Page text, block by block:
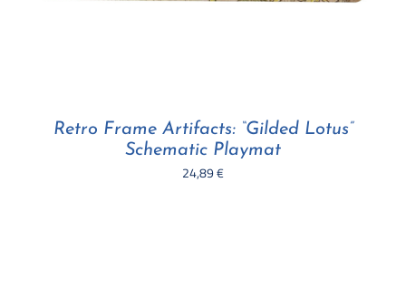
Retro Frame Artifacts: “Gilded Lotus”
Schematic Playmat
24,89€